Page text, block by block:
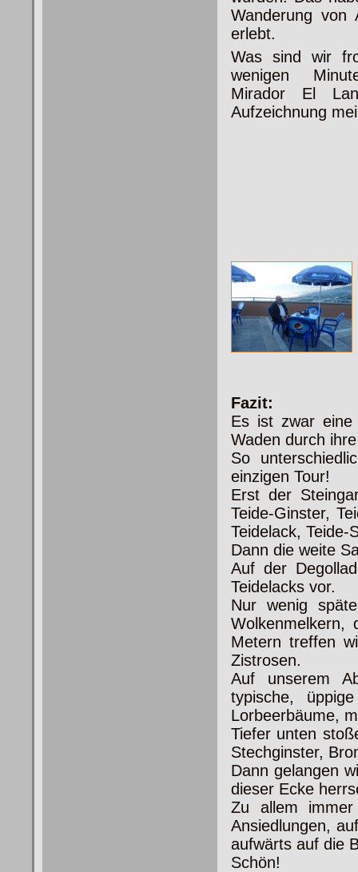
Wanderung von
erlebt.
Was sind wir
wenigen
Mirador El
Aufzeichnung
Fazit:
Es ist zwar eine
Waden durch
So
einzigen Tour!
Erst der
Teide-Ginster,
Teidelack, Teide-
Dann die weite
Auf der
Teidelacks vor.
Nur wenig
Wolkenmelkern,
Metern treffen
Zistrosen.
Auf unserem
typische,
Lorbeerbäume,
Tiefer unten
Stechginster,
Dann gelangen
dieser Ecke
Zu allem
Ansiedlungen,
aufwärts auf die
Schön!